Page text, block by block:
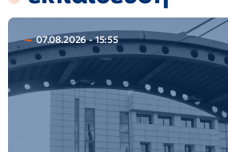
07.08.2026 - 15:55